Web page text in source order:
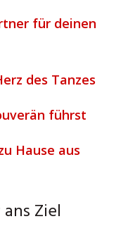
für deinen
des Tanzes
führst
Hause aus
Ziel